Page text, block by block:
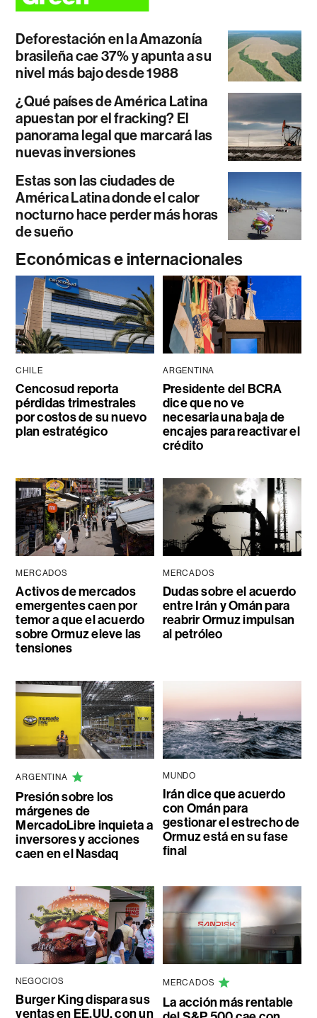
Deforestación en la Amazonía
brasileña cae 37% y apunta a su
nivel más bajo desde 1988
¿Qué países de América Latina
apuestan por el fracking? El
panorama legal que marcará las
nuevas inversiones
Estas son las ciudades de
América Latina donde el calor
nocturno hace perder más horas
de sueño
Económicas e internacionales
CHILE
Cencosud reporta
pérdidas trimestrales
por costos de su nuevo
plan estratégico
ARGENTINA
Presidente del BCRA
dice que no ve
necesaria una baja de
encajes para reactivar el
crédito
MERCADOS
Activos de mercados
emergentes caen por
temor a que el acuerdo
sobre Ormuz eleve las
tensiones
MERCADOS
Dudas sobre el acuerdo
entre Irán y Omán para
reabrir Ormuz impulsan
al petróleo
ARGENTINA
Presión sobre los
márgenes de
MercadoLibre inquieta a
inversores y acciones
caen en el Nasdaq
MUNDO
Irán dice que acuerdo
con Omán para
gestionar el estrecho de
Ormuz está en su fase
final
NEGOCIOS
Burger King dispara sus
ventas en EE.UU. con un
MERCADOS
La acción más rentable